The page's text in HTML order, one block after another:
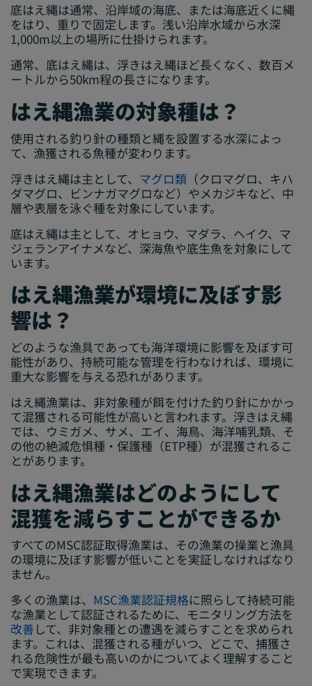
底はえ縄は通常、沿岸域の海底、または海底近くに縄
をはり、重りで固定します。浅い沿岸水域から水深
1,000m以上の場所に仕掛けられます。
通常、底はえ縄は、浮きはえ縄ほど長くなく、数百メ
ートルから50km程の長さになります。
はえ縄漁業の対象種は？
使用される釣り針の種類と縄を設置する水深によっ
て、漁獲される魚種が変わります。
浮きはえ縄は主として、 マグロ類 （クロマグロ、キハ
ダマグロ、ビンナガマグロなど）やメカジキなど、中
層や表層を泳ぐ種を対象にしています。
底はえ縄は主として、オヒョウ、マダラ、ヘイク、マ
ジェランアイナメなど、深海魚や底生魚を対象にして
います。
はえ縄漁業が環境に及ぼす影
響は？
どのような漁具であっても海洋環境に影響を及ぼす可
能性があり、持続可能な管理を行わなければ、環境に
重大な影響を与える恐れがあります。
はえ縄漁業は、非対象種が餌を付けた釣り針にかかっ
て混獲される可能性が高いと言われます。浮きはえ縄
では、ウミガメ、サメ、エイ、海鳥、海洋哺乳類、そ
の他の絶滅危惧種・保護種（ETP種）が混獲されるこ
とがあります。
はえ縄漁業はどのようにして
混獲を減らすことができるか
すべてのMSC認証取得漁業は、その漁業の操業と漁具
の環境に及ぼす影響が低いことを実証しなければなり
ません。
多くの漁業は、 MSC漁業認証規格に照らして持続可能
な漁業として認証されるために、モニタリング方法を
改善 して、非対象種との遭遇を減らすことを求められ
ます。これは、混獲される種がいつ、どこで、捕獲さ
れる危険性が最も高いのかについてよく理解すること
で実現できます。